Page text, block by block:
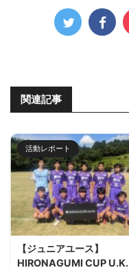
関連記事
活動レポート
【ジュニアユース】
HIRONAGUMI CUP U.K.